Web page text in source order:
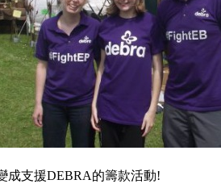
成支援DEBRA的籌款活動!